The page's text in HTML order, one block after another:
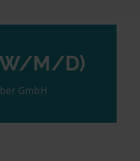
M/D)
GmbH
Stelle?
Kontakt zum
Adresse eingeben.